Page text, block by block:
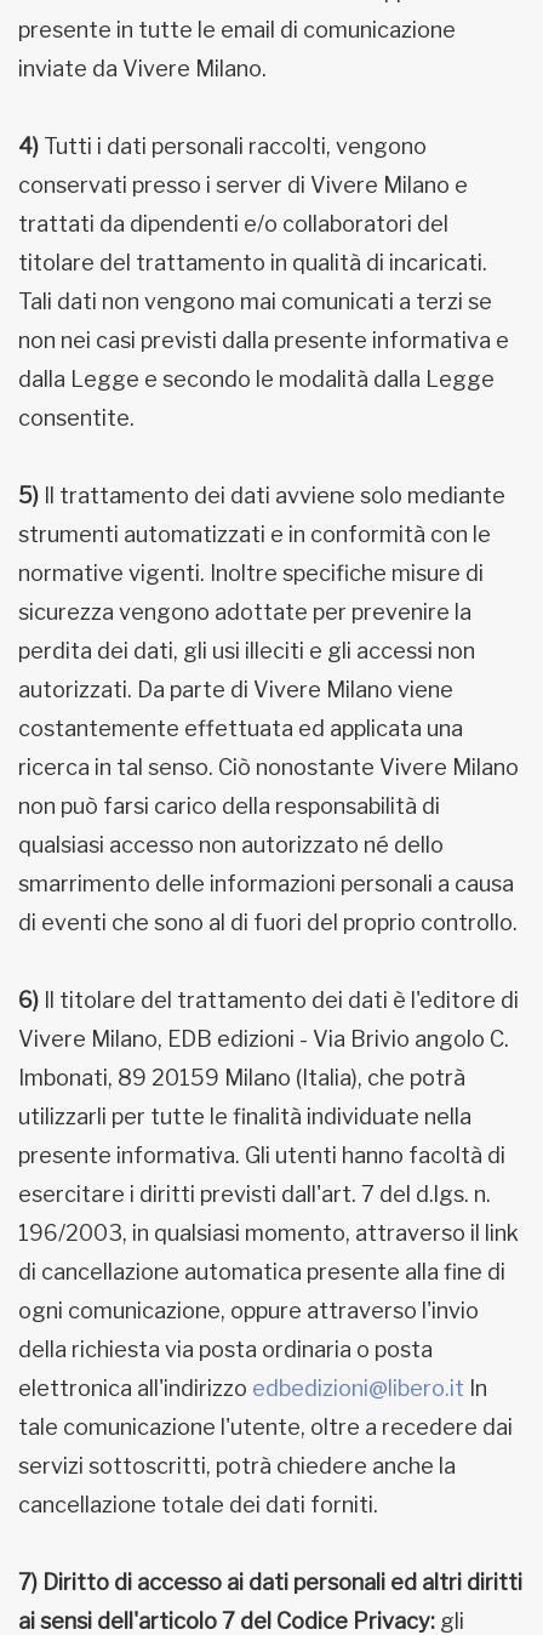
presente in tutte le email di comunicazione
inviate da Vivere Milano.
4) Tutti i dati personali raccolti, vengono
conservati presso i server di Vivere Milano e
trattati da dipendenti e/o collaboratori del
titolare del trattamento in qualità di incaricati.
Tali dati non vengono mai comunicati a terzi se
non nei casi previsti dalla presente informativa e
dalla Legge e secondo le modalità dalla Legge
consentite.
5) Il trattamento dei dati avviene solo mediante
strumenti automatizzati e in conformità con le
normative vigenti. Inoltre specifiche misure di
sicurezza vengono adottate per prevenire la
perdita dei dati, gli usi illeciti e gli accessi non
autorizzati. Da parte di Vivere Milano viene
costantemente effettuata ed applicata una
ricerca in tal senso. Ciò nonostante Vivere Milano
non può farsi carico della responsabilità di
qualsiasi accesso non autorizzato né dello
smarrimento delle informazioni personali a causa
di eventi che sono al di fuori del proprio controllo.
6) Il titolare del trattamento dei dati è l'editore di
Vivere Milano, EDB edizioni - Via Brivio angolo C.
Imbonati, 89 20159 Milano (Italia), che potrà
utilizzarli per tutte le finalità individuate nella
presente informativa. Gli utenti hanno facoltà di
esercitare i diritti previsti dall'art. 7 del d.lgs. n.
196/2003, in qualsiasi momento, attraverso il link
di cancellazione automatica presente alla fine di
ogni comunicazione, oppure attraverso l'invio
della richiesta via posta ordinaria o posta
elettronica all'indirizzo edbedizioni@libero.it In
tale comunicazione l'utente, oltre a recedere dai
servizi sottoscritti, potrà chiedere anche la
cancellazione totale dei dati forniti.
7) Diritto di accesso ai dati personali ed altri diritti
ai sensi dell'articolo 7 del Codice Privacy: gli